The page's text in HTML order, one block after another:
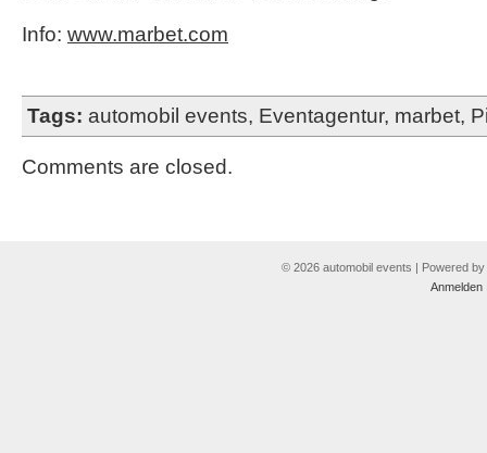
Info: www.marbet.com
Tags: automobil events, Eventagentur, marbet,
Comments are closed.
© 2026 automobil events | Powered by
Anmelden|